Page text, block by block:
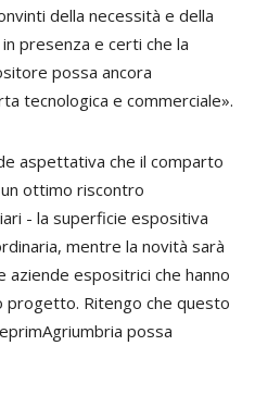
della necessità e della
presenza e certi che la
possa ancora
tecnologica e commerciale».
aspettativa che il comparto
ottimo riscontro
- la superficie espositiva
mentre la novità sarà
aziende espositrici che hanno
Ritengo che questo
possa